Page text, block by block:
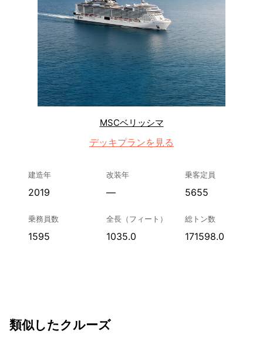
MSCベリッシマ
デッキプランを見る
建造年
2019
改装年
—
乗客定員
5655
乗務員数
1595
全長（フィート）
1035.0
総トン数
171598.0
類似したクルーズ